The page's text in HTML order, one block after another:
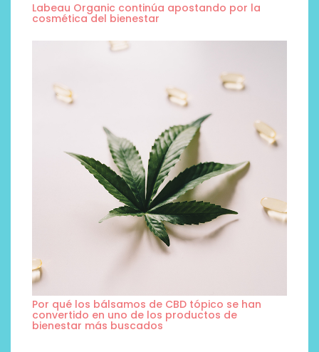
Labeau Organic continúa apostando por la
cosmética del bienestar
Por qué los bálsamos de CBD tópico se han
convertido en uno de los productos de
bienestar más buscados